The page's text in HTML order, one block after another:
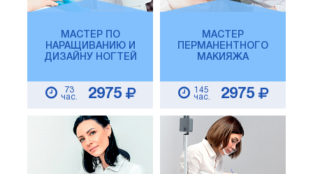
МАСТЕР ПО
НАРАЩИВАНИЮ И
ДИЗАЙНУ НОГТЕЙ
73
час.
2975
МАСТЕР
ПЕРМАНЕНТНОГО
МАКИЯЖА
145
час.
2975